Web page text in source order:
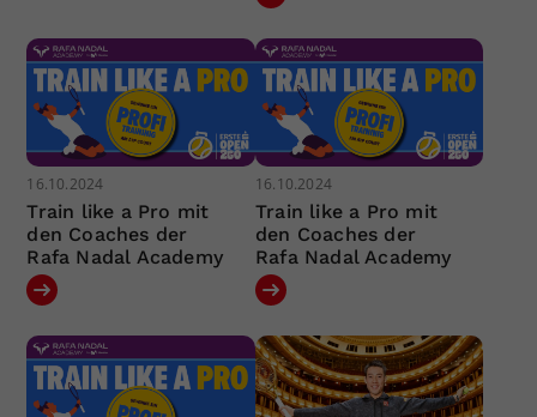
16.10.2024
Train like a Pro mit
den Coaches der
Rafa Nadal Academy
16.10.2024
Train like a Pro mit
den Coaches der
Rafa Nadal Academy